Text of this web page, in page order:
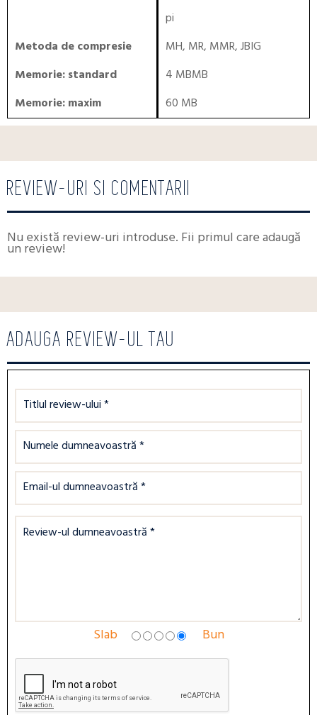
pi
Metoda de compresie
MH, MR, MMR, JBIG
Memorie: standard
4 MBMB
Memorie: maxim
60 MB
REVIEW-URI SI COMENTARII
Nu există review-uri introduse. Fii primul care adaugă
un review!
ADAUGA REVIEW-UL TAU
Slab Bun